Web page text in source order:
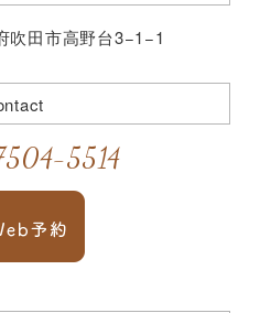
吹田市高野台3−1−1
5514